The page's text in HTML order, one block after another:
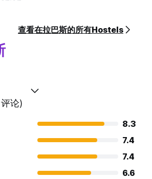
查看在拉巴斯的所有Hostels
论)
8.3
7.4
7.4
6.6